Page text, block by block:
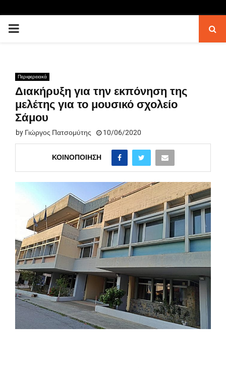
PRIMARY
Περιφερειακά
Διακήρυξη για την εκπόνηση της
μελέτης για το μουσικό σχολείο
Σάμου
by Γιώργος Πατσομύτης 10/06/2020
ΚΟΙΝΟΠΟΊΗΣΗ